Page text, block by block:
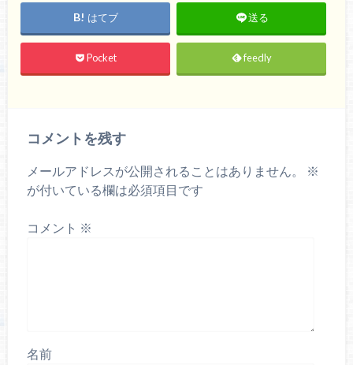
はてブ 送る
Pocket feedly
コメントを残す
メールアドレスが公開されることはありません。
※
が付いている欄は必須項目です
コメント ※
名前